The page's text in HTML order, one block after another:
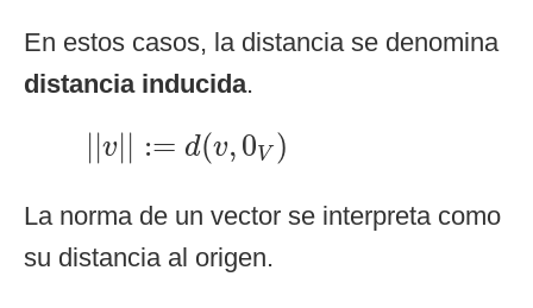
En estos casos, la distancia se denomina
distancia inducida.
||v|| := d(v,0V )
||v d(v,0 V
La norma de un vector se interpreta como
su distancia al origen.